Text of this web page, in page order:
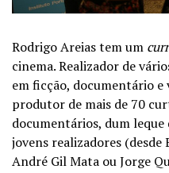
Rodrigo Areias tem um
cinema. Realizador de
em ficção, documentário
produtor de mais de 70
documentários, dum
jovens realizadores (desde
André Gil Mata ou Jorge